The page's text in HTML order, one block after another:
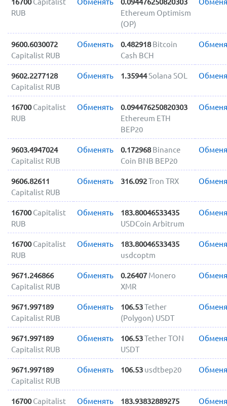
16700 Capitalist
RUB
Обменять
0.094476250820303
Ethereum Optimism
(OP)
9600.6030072
Capitalist RUB
Обменять 0.482918 Bitcoin
Cash BCH
9602.2277128
Capitalist RUB
Обменять 1.35944Solana SOL
16700 Capitalist
RUB
Обменять
0.094476250820303
Ethereum ETH
BEP20
9603.4947024
Capitalist RUB
Обменять 0.172968 Binance
Coin BNB BEP20
9606.82611
Capitalist RUB
Обменять 316.092Tron TRX
16700 Capitalist
RUB
Обменять
183.80046533435
USDCoin Arbitrum
16700 Capitalist
RUB
Обменять
183.80046533435
usdcoptm
9671.246866
Capitalist RUB
Обменять 0.26407 Monero
XMR
9671.997189
Capitalist RUB
Обменять 106.53Tether
(Polygon) USDT
9671.997189
Capitalist RUB
Обменять 106.53Tether TON
USDT
9671.997189
Capitalist RUB
Обменять 106.53 usdtbep20
16700 Capitalist
Обменять
183.93832889275